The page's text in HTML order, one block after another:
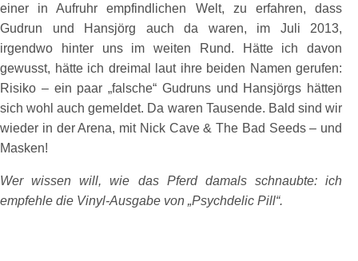
einer in Aufruhr empfindlichen Welt, zu erfahren, dass
Gudrun und Hansjörg auch da waren, im Juli 2013,
irgendwo hinter uns im weiten Rund. Hätte ich davon
gewusst, hätte ich dreimal laut ihre beiden Namen gerufen:
Risiko – ein paar „falsche“ Gudruns und Hansjörgs hätten
sich wohl auch gemeldet. Da waren Tausende. Bald sind wir
wieder in der Arena, mit Nick Cave & The Bad Seeds – und
Masken!
Wer wissen will, wie das Pferd damals schnaubte: ich
empfehle die Vinyl-Ausgabe von „Psychdelic Pill“.